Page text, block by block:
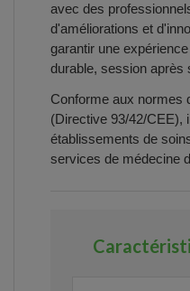
avec des
d'améliorations et
garantir une
durable, session après
Conforme aux normes
(Directive 93/42/CEE),
établissements de
services de médecine